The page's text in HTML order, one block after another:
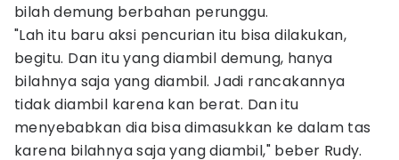
bilah demung berbahan perunggu.
"Lah itu baru aksi pencurian itu bisa dilakukan,
begitu. Dan itu yang diambil demung, hanya
bilahnya saja yang diambil. Jadi rancakannya
tidak diambil karena kan berat. Dan itu
menyebabkan dia bisa dimasukkan ke dalam tas
karena bilahnya saja yang diambil," beber Rudy.